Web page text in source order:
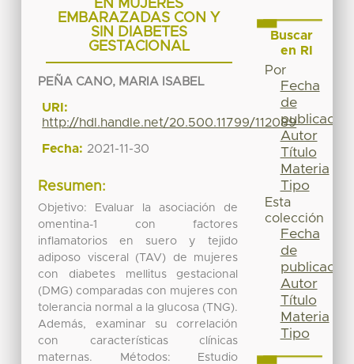
EN MUJERES
EMBARAZADAS CON Y
SIN DIABETES
GESTACIONAL
PEÑA CANO, MARIA ISABEL
URI:
http://hdl.handle.net/20.500.11799/112089
Fecha: 2021-11-30
Resumen:
Objetivo: Evaluar la asociación de
omentina-1 con factores
inflamatorios en suero y tejido
adiposo visceral (TAV) de mujeres
con diabetes mellitus gestacional
(DMG) comparadas con mujeres con
tolerancia normal a la glucosa (TNG).
Además, examinar su correlación
con características clínicas
maternas. Métodos: Estudio
Buscar
en RI
Por
Fecha
de
publicación
Autor
Título
Materia
Tipo
Esta
colección
Fecha
de
publicación
Autor
Título
Materia
Tipo